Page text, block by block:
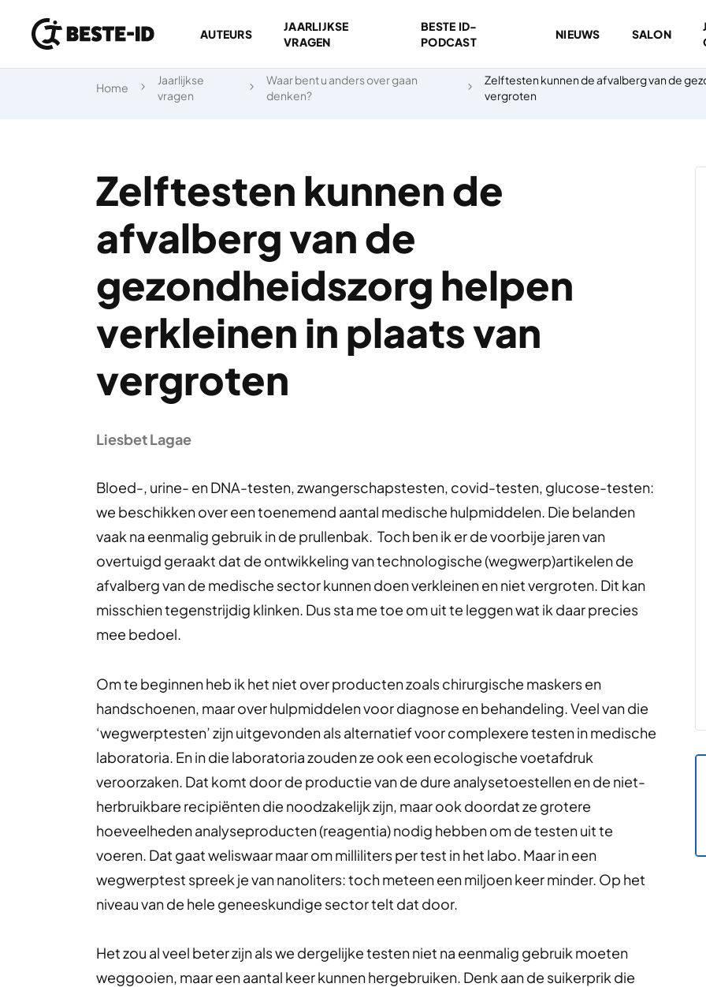
Ga naar inhoud
AUTEURS
JAARLIJKSE
VRAGEN
BESTE ID-
PODCAST
NIEUWS SALON
Home
Jaarlijkse
vragen
Waar bent u anders over gaan
denken?
Zelftesten kunnen de afvalberg van de
vergroten
Zelftesten kunnen de
afvalberg van de
gezondheidszorg helpen
verkleinen in plaats van
vergroten
Liesbet Lagae
Bloed-, urine- en DNA-testen, zwangerschapstesten, covid-testen, glucose-testen:
we beschikken over een toenemend aantal medische hulpmiddelen. Die belanden
vaak na eenmalig gebruik in de prullenbak. Toch ben ik er de voorbije jaren van
overtuigd geraakt dat de ontwikkeling van technologische (wegwerp)artikelen de
afvalberg van de medische sector kunnen doen verkleinen en niet vergroten. Dit kan
misschien tegenstrijdig klinken. Dus sta me toe om uit te leggen wat ik daar precies
mee bedoel.
Om te beginnen heb ik het niet over producten zoals chirurgische maskers en
handschoenen, maar over hulpmiddelen voor diagnose en behandeling. Veel van die
‘wegwerptesten’ zijn uitgevonden als alternatief voor complexere testen in medische
laboratoria. En in die laboratoria zouden ze ook een ecologische voetafdruk
veroorzaken. Dat komt door de productie van de dure analysetoestellen en de niet-
herbruikbare recipiënten die noodzakelijk zijn, maar ook doordat ze grotere
hoeveelheden analyseproducten (reagentia) nodig hebben om de testen uit te
voeren. Dat gaat weliswaar maar om milliliters per test in het labo. Maar in een
wegwerptest spreek je van nanoliters: toch meteen een miljoen keer minder. Op het
niveau van de hele geneeskundige sector telt dat door.
Het zou al veel beter zijn als we dergelijke testen niet na eenmalig gebruik moeten
weggooien, maar een aantal keer kunnen hergebruiken. Denk aan de suikerprik die